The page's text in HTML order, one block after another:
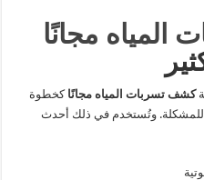
مجانًا
كشف تسربات المياه مجانًا كخطوة
للمشكلة. وتُستخدم في ذلك أحدث